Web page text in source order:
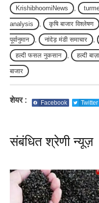
KrishibhoomiNews
analysis कृषि बाजार विश्लेषण
पूर्वानुमान नांदेड़ मंडी समाचार
हल्दी फसल नुकसान हल्दी
बाजार
शेयर : Facebook Twitter
संबंधित श्रेणी न्यूज़